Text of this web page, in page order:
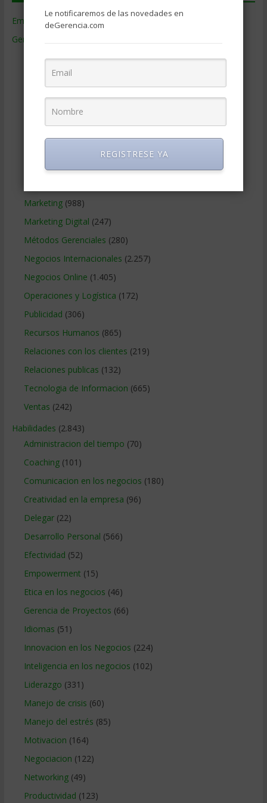
Empresas de Gerencia
Gerencia
Contabilidad(466)
Estrategia Empresarial
Finanzas Corporativas(748)
Gobierno Corporativo
Marketing(988)
Marketing Digital (247)
Métodos Gerenciales (280)
Negocios Internacionales (2.257)
Negocios Online (1.405)
Operaciones y Logística (172)
Publicidad (306)
Recursos Humanos (865)
Relaciones con los clientes (219)
Relaciones publicas (132)
Tecnologia de Informacion (665)
Ventas (242)
Habilidades (2.843)
Administracion del tiempo (70)
Coaching(101)
Comunicacion en los negocios (180)
Creatividad en la empresa (96)
Delegar(22)
Desarrollo Personal (566)
Efectividad (52)
Empowerment (15)
Etica en los negocios (46)
Gerencia de Proyectos (66)
Idiomas (51)
Innovacion en los Negocios (224)
Inteligencia en los negocios (102)
Liderazgo (331)
Manejo de crisis (60)
Manejo del estrés (85)
Motivacion (164)
Negociacion (122)
Networking(49)
Productividad (123)
Le notificaremos de las novedades en
deGerencia.com
REGISTRESE YA